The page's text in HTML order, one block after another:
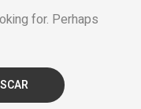
for. Perhaps